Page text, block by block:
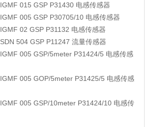
IGMF 015 GSP P31430 电感传感器
IGMF 005 GSP P30705/10 电感传感器
IGMF 02 GSP P31132 电感传感器
SDN 504 GSP P11247 流量传感器
IGMF 005 GSP/5meter P31424/5 电感传感
IGMF 005 GOP/5meter P31425/5 电感传感
IGMF 005 GSP/10meter P31424/10 电感传